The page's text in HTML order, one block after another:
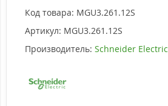
Код товара: MGU3.261.12S
Артикул: MGU3.261.12S
Производитель: Schneider Electric